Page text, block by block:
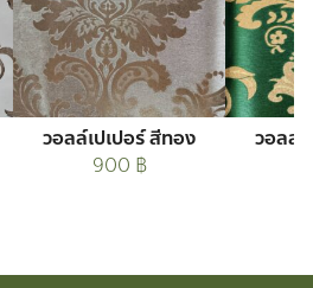
วอลล์เปเปอร์ สีทอง
900 ฿
วอลล์